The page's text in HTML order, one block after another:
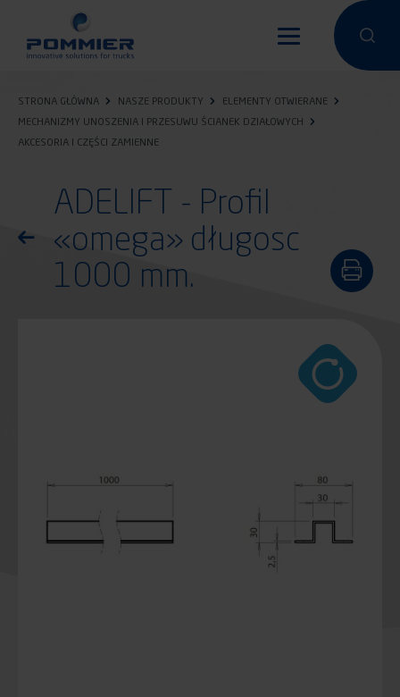
treści
STRONA GŁÓWNA NASZE PRODUKTY
ELEMENTY OTWIERANE
MECHANIZMY UNOSZENIA I PRZESUWU ŚCIANEK DZIAŁOWYCH
AKCESORIA I CZĘŚCI ZAMIENNE
ADELIFT - Profil
«omega» długosc
1000 mm.